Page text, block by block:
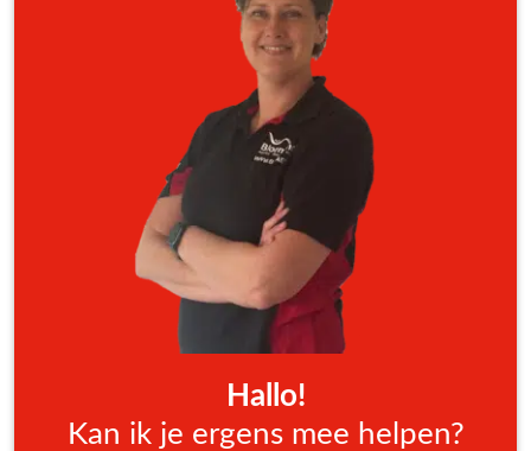
Hallo!
Kan ik je ergens mee helpen?